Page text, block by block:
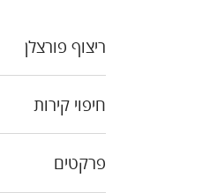
ריצוף פורצלן
חיפוי קירות
פרקטים